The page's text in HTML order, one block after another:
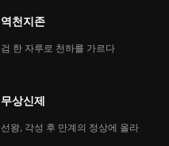
역천지존
검 한 자루로 천하를 가르다
무상신제
선왕, 각성 후 만계의 정상에 올라